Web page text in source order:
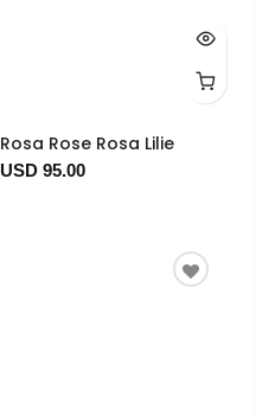
Rosa Rose Rosa Lilie
USD 95.00